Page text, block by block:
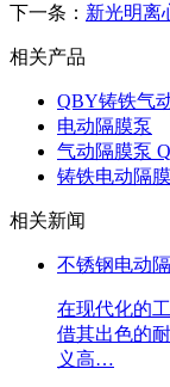
下一条： 新光明离
相关产品
QBY铸铁气
电动隔膜泵
气动隔膜泵
铸铁电动隔
相关新闻
不锈钢电动
在现代化的
借其出色的
义高…